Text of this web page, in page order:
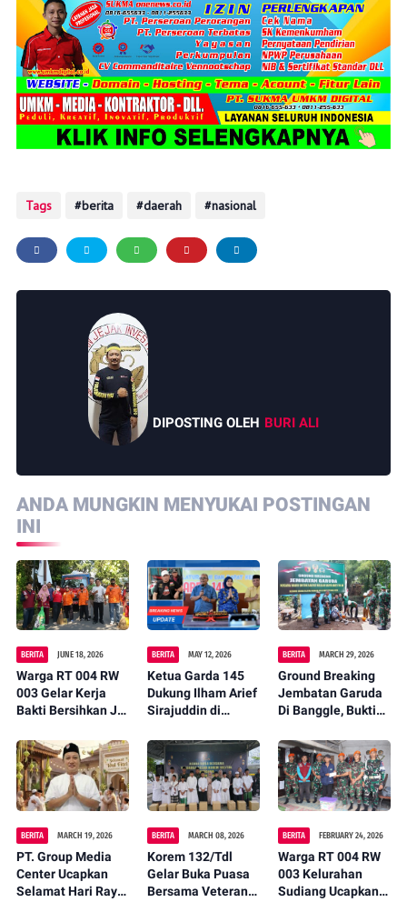
Tags berita daerah nasional
DIPOSTING OLEH BURI ALI
ANDA MUNGKIN MENYUKAI POSTINGAN
INI
BERITA JUNE 18, 2026
Warga RT 004 RW
003 Gelar Kerja
Bakti Bersihkan Jl.
Wujudkan
Lingkungan Asri
dan Nyaman
BERITA MAY 12, 2026
Ketua Garda 145
Dukung Ilham Arief
Sirajuddin di
Golkar
BERITA MARCH 29, 2026
Ground Breaking
Jembatan Garuda
Di Banggle, Bukti
Negara Untuk
Rakyat
BERITA MARCH 19, 2026
PT. Group Media
Center Ucapkan
Selamat Hari Raya
BERITA MARCH 08, 2026
Korem 132/Tdl
Gelar Buka Puasa
Bersama Veteran
BERITA FEBRUARY 24, 2026
Warga RT 004 RW
003 Kelurahan
Sudiang Ucapkan